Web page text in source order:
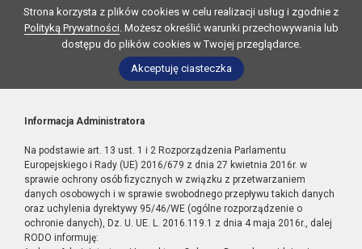
Strona korzysta z plików cookies w celu realizacji usług i zgodnie z
Polityką Prywatności. Możesz określić warunki przechowywania lub
dostępu do plików cookies w Twojej przeglądarce.
Akceptuję ciasteczka
Informacja Administratora
Na podstawie art. 13 ust. 1 i 2 Rozporządzenia Parlamentu
Europejskiego i Rady (UE) 2016/679 z dnia 27 kwietnia 2016r. w
sprawie ochrony osób fizycznych w związku z przetwarzaniem
danych osobowych i w sprawie swobodnego przepływu takich danych
oraz uchylenia dyrektywy 95/46/WE (ogólne rozporządzenie o
ochronie danych), Dz. U. UE. L. 2016.119.1 z dnia 4 maja 2016r., dalej
RODO informuję: